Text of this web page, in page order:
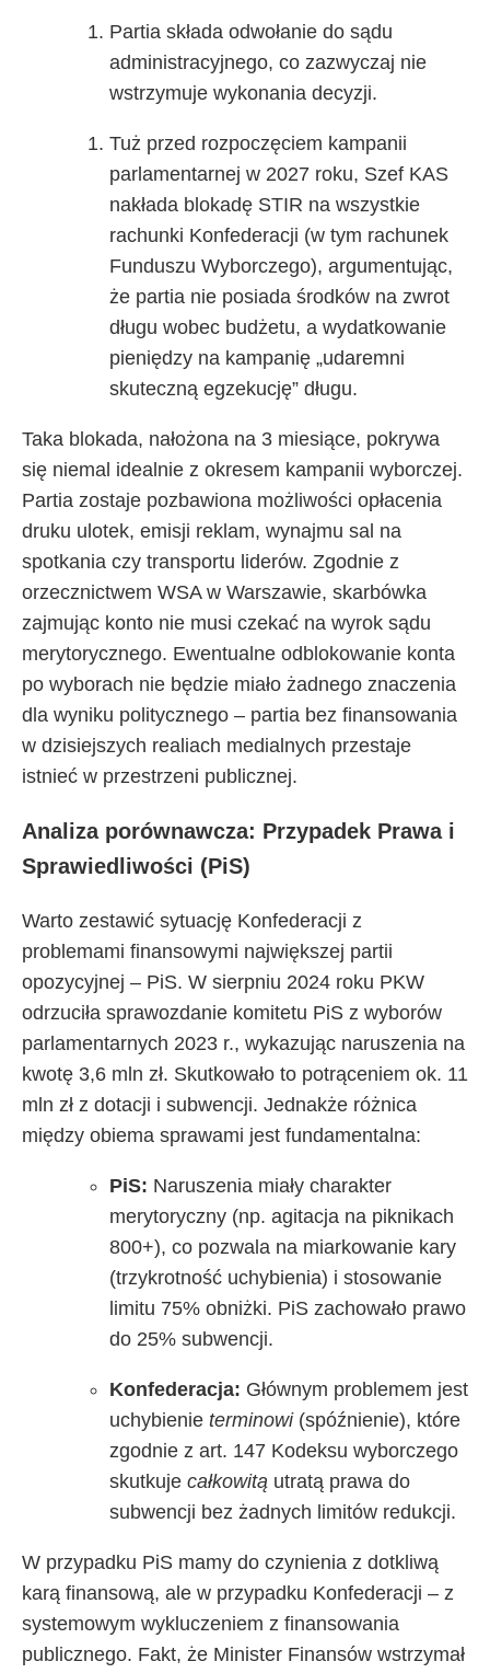
Partia składa odwołanie do sądu
administracyjnego, co zazwyczaj nie
wstrzymuje wykonania decyzji.
Tuż przed rozpoczęciem kampanii
parlamentarnej w 2027 roku, Szef KAS
nakłada blokadę STIR na wszystkie
rachunki Konfederacji (w tym rachunek
Funduszu Wyborczego), argumentując,
że partia nie posiada środków na zwrot
długu wobec budżetu, a wydatkowanie
pieniędzy na kampanię „udaremni
skuteczną egzekucję” długu.
Taka blokada, nałożona na 3 miesiące, pokrywa
się niemal idealnie z okresem kampanii wyborczej.
Partia zostaje pozbawiona możliwości opłacenia
druku ulotek, emisji reklam, wynajmu sal na
spotkania czy transportu liderów. Zgodnie z
orzecznictwem WSA w Warszawie, skarbówka
zajmując konto nie musi czekać na wyrok sądu
merytorycznego. Ewentualne odblokowanie konta
po wyborach nie będzie miało żadnego znaczenia
dla wyniku politycznego – partia bez finansowania
w dzisiejszych realiach medialnych przestaje
istnieć w przestrzeni publicznej.
Analiza porównawcza: Przypadek Prawa i
Sprawiedliwości (PiS)
Warto zestawić sytuację Konfederacji z
problemami finansowymi największej partii
opozycyjnej – PiS. W sierpniu 2024 roku PKW
odrzuciła sprawozdanie komitetu PiS z wyborów
parlamentarnych 2023 r., wykazując naruszenia na
kwotę 3,6 mln zł. Skutkowało to potrąceniem ok. 11
mln zł z dotacji i subwencji. Jednakże różnica
między obiema sprawami jest fundamentalna:
PiS: Naruszenia miały charakter
merytoryczny (np. agitacja na piknikach
800+), co pozwala na miarkowanie kary
(trzykrotność uchybienia) i stosowanie
limitu 75% obniżki. PiS zachowało prawo
do 25% subwencji.
Konfederacja: Głównym problemem jest
uchybienie terminowi(spóźnienie), które
zgodnie z art. 147 Kodeksu wyborczego
skutkuje całkowitą utratą prawa do
subwencji bez żadnych limitów redukcji.
W przypadku PiS mamy do czynienia z dotkliwą
karą finansową, ale w przypadku Konfederacji – z
systemowym wykluczeniem z finansowania
publicznego. Fakt, że Minister Finansów wstrzymał